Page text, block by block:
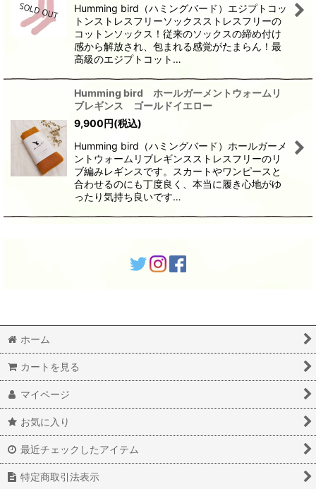
Humming bird（ハミングバード）エジプトコッ
トンストレスフリーソックスストレスフリーの
コットンソックス！従来のソックスの締め付け
感から解放され、包まれる感覚がたまらん！最
高級のエジプトコット…
Humming bird ホールガーメントウォームリ
ブレギンス ゴールドイエロー
9,900円(税込)
Humming bird（ハミングバード）ホールガーメ
ントウォームリブレギンスストレスフリーのリ
ブ編みレギンスです。スカートやワンピースと
合わせるのにも丁度良く、本当に履き心地がゆ
ったり気持ち良いです…
ホーム
カートを見る
マイページ
お気に入り
最近チェックしたアイテム
特定商取引法表示